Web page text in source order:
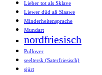
Lieber tot als Sklave
Liewer düd aß Slaawe
Minderheitensprache
Mundart
nordfriesisch
Pullover
seeltersk (Saterfriesisch)
sjürt